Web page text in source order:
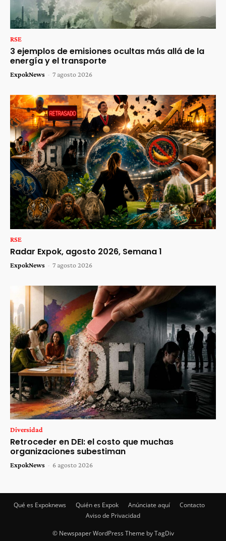
RSE
3 ejemplos de emisiones ocultas más allá de la
energía y el transporte
ExpokNews - 7 agosto 2026
RSE
Radar Expok, agosto 2026, Semana 1
ExpokNews - 7 agosto 2026
Diversidad
Retroceder en DEI: el costo que muchas
organizaciones subestiman
ExpokNews - 6 agosto 2026
Qué es Expoknews Quién es Expok Anúnciate aquí
Contacto
Aviso de Privacidad
© Newspaper WordPress Theme by TagDiv